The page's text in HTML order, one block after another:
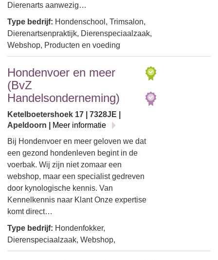
Dierenarts aanwezig…
Type bedrijf: Hondenschool, Trimsalon,
Dierenartsenpraktijk, Dierenspeciaalzaak,
Webshop, Producten en voeding
Hondenvoer en meer
(BvZ
Handelsonderneming)
Ketelboetershoek 17 | 7328JE |
Apeldoorn |
Meer informatie
Bij Hondenvoer en meer geloven we dat
een gezond hondenleven begint in de
voerbak. Wij zijn niet zomaar een
webshop, maar een specialist gedreven
door kynologische kennis. ​Van
Kennelkennis naar Klant Onze expertise
komt direct…
Type bedrijf: Hondenfokker,
Dierenspeciaalzaak, Webshop,